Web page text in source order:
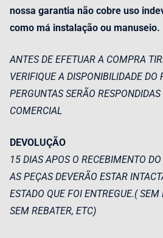
nossa garantia não cobre uso
como má instalação ou manuseio.
ANTES DE EFETUAR A COMPRA
VERIFIQUE A DISPONIBILIDADE DO
PERGUNTAS SERÃO
COMERCIAL
DEVOLUÇÃO
15 DIAS APOS O RECEBIMENTO
AS PEÇAS DEVERÃO ESTAR
ESTADO QUE FOI ENTREGUE.(
SEM REBATER, ETC)